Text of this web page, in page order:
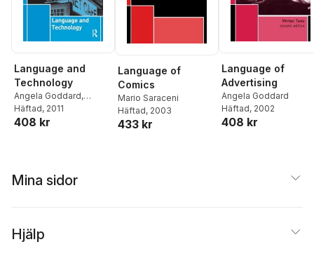
Language and
Technology
Angela Goddard,
Beverly Geesin
Häftad, 2011
408 kr
Language of
Comics
Mario Saraceni
Häftad, 2003
433 kr
Language of
Advertising
Angela Goddard
Häftad, 2002
408 kr
Mina sidor
Hjälp